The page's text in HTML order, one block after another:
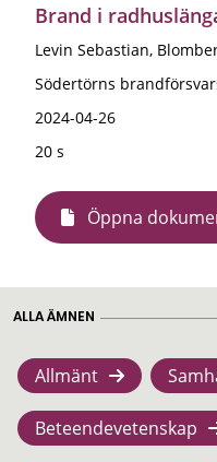
Brand i
Levin Sebastian,
Södertörns
2024-04-26
20 s
Öppna
ALLA ÄMNEN
Allmänt
Beteendevetenskap